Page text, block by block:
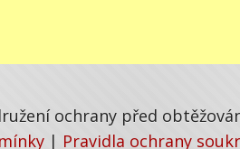
ochrany před
| Pravidla ochrany